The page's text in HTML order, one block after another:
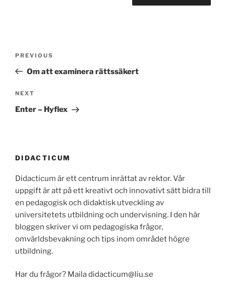
Previous
Post
PREVIOUS
Om att examinera rättssäkert
Next
Post
NEXT
Enter – Hyflex
DIDACTICUM
Didacticum är ett centrum inrättat av rektor. Vår
uppgift är att på ett kreativt och innovativt sätt bidra till
en pedagogisk och didaktisk utveckling av
universitetets utbildning och undervisning. I den här
bloggen skriver vi om pedagogiska frågor,
omvärldsbevakning och tips inom området högre
utbildning.
Har du frågor? Maila didacticum@liu.se